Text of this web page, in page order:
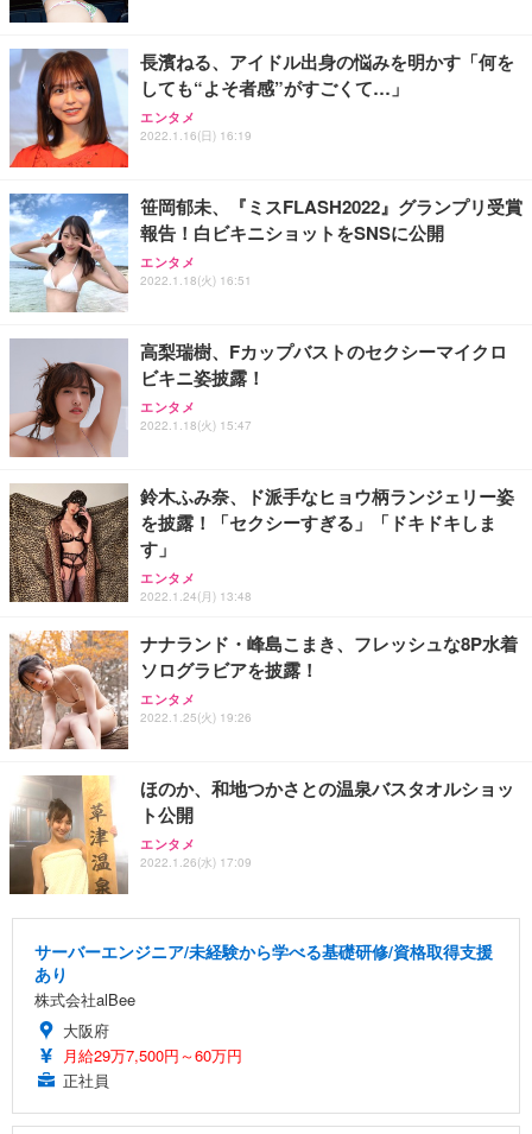
長濱ねる、アイドル出身の悩みを明かす「何を
しても“よそ者感”がすごくて…」
エンタメ
2022.1.16(日) 16:19
笹岡郁未、『ミスFLASH2022』グランプリ受賞
報告！白ビキニショットをSNSに公開
エンタメ
2022.1.18(火) 16:51
高梨瑞樹、Fカップバストのセクシーマイクロ
ビキニ姿披露！
エンタメ
2022.1.18(火) 15:47
鈴木ふみ奈、ド派手なヒョウ柄ランジェリー姿
を披露！「セクシーすぎる」「ドキドキしま
す」
エンタメ
2022.1.24(月) 13:48
ナナランド・峰島こまき、フレッシュな8P水着
ソログラビアを披露！
エンタメ
2022.1.25(火) 19:26
ほのか、和地つかさとの温泉バスタオルショッ
ト公開
エンタメ
2022.1.26(水) 17:09
サーバーエンジニア/未経験から学べる基礎研修/資格取得支援
あり
株式会社alBee
大阪府
月給29万7,500円～60万円
正社員